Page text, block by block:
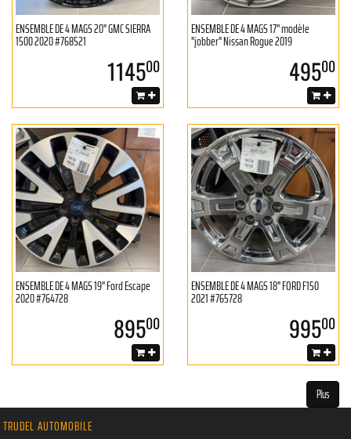
ENSEMBLE DE 4 MAGS 20" GMC SIERRA
1500 2020 #768521
114500
ENSEMBLE DE 4 MAGS 17'' modèle
"jobber" Nissan Rogue 2019
49500
ENSEMBLE DE 4 MAGS 19'' Ford Escape
2020 #764728
89500
ENSEMBLE DE 4 MAGS 18" FORD F150
2021 #765728
99500
Plus
TRUDEL AUTOMOBILE